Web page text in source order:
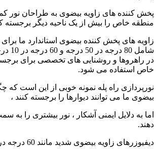
پخش کننده های زاویه بیضوی به طراحان نور
منطقه خاص را بیش از یک ناحیه دیگر برجسته
زاویه های پخش کننده بیضوی استاندارد ما
شامل
در راهروها و روشنایی های تخصصی برای
خاص استفاده می شود.
نورپردازی راه پله نمونه خوبی از این است که
بیضوی ما می توانند دیوارها را برجسته کنند ،
اما به دلایل ایمنی آشکار ، نور بیشتری را به
دهند.
دیفیوزرهای زاویه بیضوی شدید مانند 60 درجه در 1 درجه ما